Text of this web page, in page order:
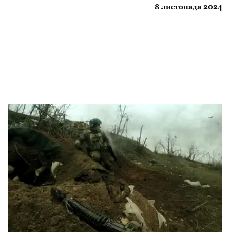
8 листопада 2024